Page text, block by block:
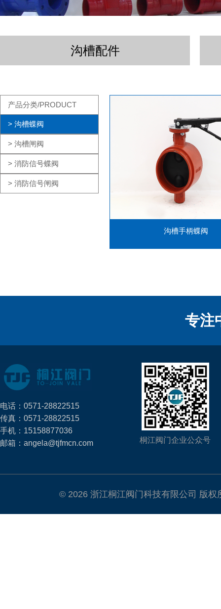
沟槽配件
产品分类/PRODUCT
> 沟槽蝶阀
> 沟槽闸阀
> 消防信号蝶阀
> 消防信号闸阀
沟槽手柄蝶阀
专注
电话：0571-28822515
传真：0571-28822515
手机：15158877036
邮箱：angela@tjfmcn.com
桐江阀门企业公众号
© 2026 浙江桐江阀门科技有限公司 版权